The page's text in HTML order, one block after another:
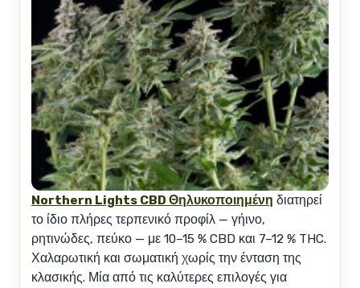
Northern Lights CBD Θηλυκοποιημένη διατηρεί
το ίδιο πλήρες τερπενικό προφίλ — γήινο,
ρητινώδες, πεύκο — με 10–15 % CBD και 7–12 % THC.
Χαλαρωτική και σωματική χωρίς την ένταση της
κλασικής. Μία από τις καλύτερες επιλογές για